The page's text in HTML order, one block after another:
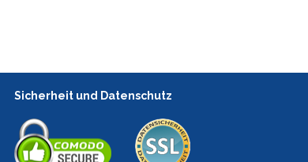
Sicherheit und Datenschutz